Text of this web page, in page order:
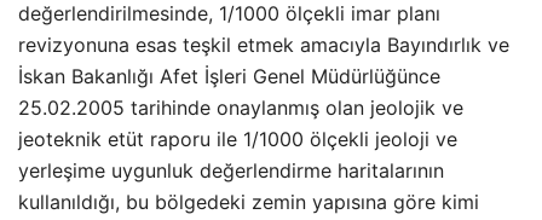
değerlendirilmesinde, 1/1000 ölçekli imar planı
revizyonuna esas teşkil etmek amacıyla Bayındırlık ve
İskan Bakanlığı Afet İşleri Genel Müdürlüğünce
25.02.2005 tarihinde onaylanmış olan jeolojik ve
jeoteknik etüt raporu ile 1/1000 ölçekli jeoloji ve
yerleşime uygunluk değerlendirme haritalarının
kullanıldığı, bu bölgedeki zemin yapısına göre kimi